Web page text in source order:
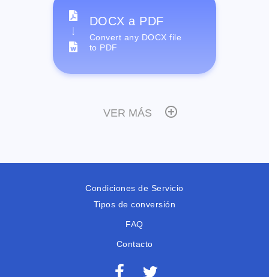
DOCX a PDF
Convert any DOCX file
to PDF
VER MÁS
Condiciones de Servicio
Tipos de conversión
FAQ
Contacto